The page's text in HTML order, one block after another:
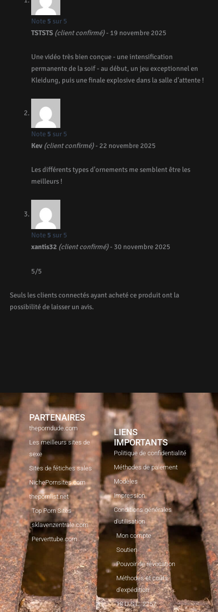
Note 5 sur 5
TSTSTS (client confirmé)- 19 novembre 2025
Une vidéo très bien conçue - une intensification
permanente de la soif - au début, un jeu exceptionnel en
Kleidung, puis une finale explosive dans la salle d'attente !
Note 5 sur 5
Kev (client confirmé)- 22 novembre 2025
Les différents types d'ornements me semblent être les
meilleurs !
Note 5 sur 5
xantis32 (client confirmé)- 30 novembre 2025
5/5
Seuls les clients connectés ayant acheté ce produit ont la
possibilité de laisser un avis.
PARTENAIRES
theporndude.com
Les meilleurs sites de
sexe
Sites de fétiches sales
NichePornsites.com
thepornlist.net
Top Porn Sites
sklavenzentrale.com
Perverttube.com
LIENS
IMPORTANTS
Politique de confidentialité
Méthodes de paiement
Modèles
Impression
Conditions générales
d'utilisation
Mon compte
Soutien
Pouvoir de révocation
Méthodes et coûts
d'expédition
18 U.S.C. 2257